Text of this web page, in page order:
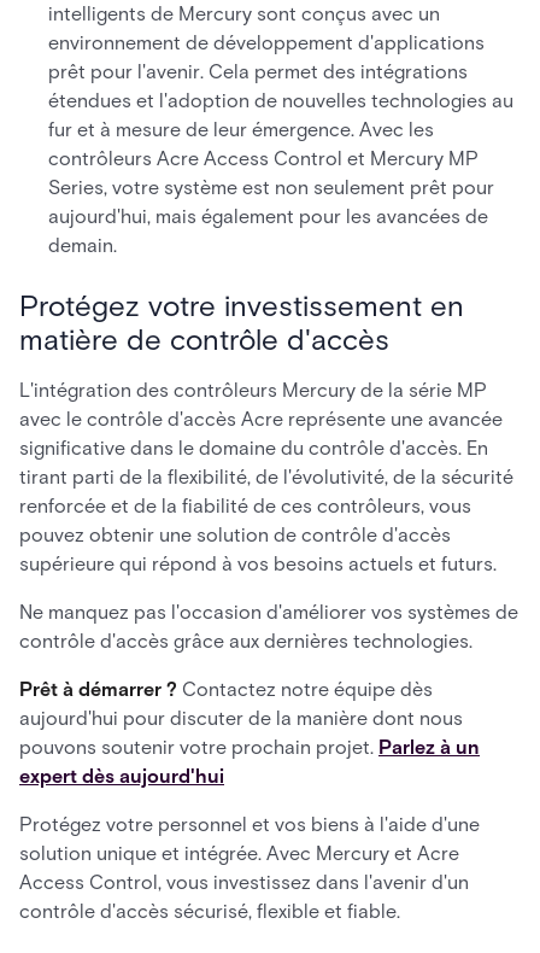
intelligents de Mercury sont conçus avec un
environnement de développement d'applications
prêt pour l'avenir. Cela permet des intégrations
étendues et l'adoption de nouvelles technologies au
fur et à mesure de leur émergence. Avec les
contrôleurs Acre Access Control et Mercury MP
Series, votre système est non seulement prêt pour
aujourd'hui, mais également pour les avancées de
demain.
Protégez votre investissement en
matière de contrôle d'accès
L'intégration des contrôleurs Mercury de la série MP
avec le contrôle d'accès Acre représente une avancée
significative dans le domaine du contrôle d'accès. En
tirant parti de la flexibilité, de l'évolutivité, de la sécurité
renforcée et de la fiabilité de ces contrôleurs, vous
pouvez obtenir une solution de contrôle d'accès
supérieure qui répond à vos besoins actuels et futurs.
Ne manquez pas l'occasion d'améliorer vos systèmes de
contrôle d'accès grâce aux dernières technologies.
Prêt à démarrer ? Contactez notre équipe dès
aujourd'hui pour discuter de la manière dont nous
pouvons soutenir votre prochain projet. Parlez à un
expert dès aujourd'hui
Protégez votre personnel et vos biens à l'aide d'une
solution unique et intégrée. Avec Mercury et Acre
Access Control, vous investissez dans l'avenir d'un
contrôle d'accès sécurisé, flexible et fiable.